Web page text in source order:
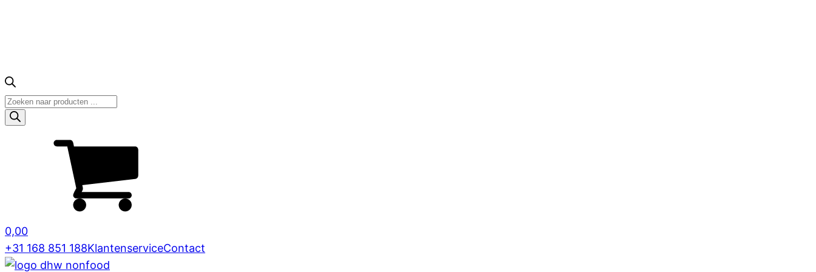
Producten
zoeken
0,00
+31 168 851 188KlantenserviceContact